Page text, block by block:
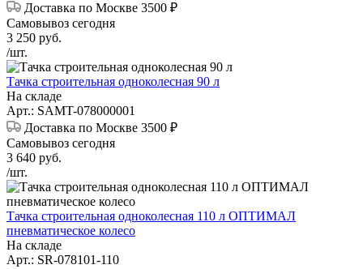
Доставка по Москве 3500 ₽
Самовывоз сегодня
3 250 руб.
/шт.
Тачка строительная одноколесная 90 л
На складе
Арт.: SAMT-078000001
Доставка по Москве 3500 ₽
Самовывоз сегодня
3 640 руб.
/шт.
Тачка строительная одноколесная 110 л ОПТИМАЛ
пневматическое колесо
На складе
Арт.: SR-078101-110